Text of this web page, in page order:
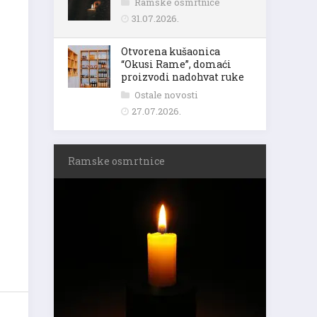
31.07.2026.
Otvorena kušaonica
“Okusi Rame”, domaći
proizvodi nadohvat ruke
Ostale novosti
27.07.2026.
Ramske osmrtnice